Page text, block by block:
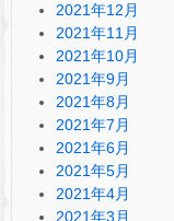
2021年12月
2021年11月
2021年10月
2021年9月
2021年8月
2021年7月
2021年6月
2021年5月
2021年4月
2021年3月